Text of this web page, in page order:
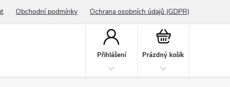
Obchodní podmínky Ochrana osobních údajů (GDPR)
Přihlášení
Nákupní
Prázdný košík